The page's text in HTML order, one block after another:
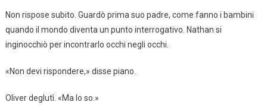
Non rispose subito. Guardò prima suo padre, come fanno i bambini
quando il mondo diventa un punto interrogativo. Nathan si
inginocchiò per incontrarlo occhi negli occhi.
«Non devi rispondere,» disse piano.
Oliver deglutì. «Ma lo so.»